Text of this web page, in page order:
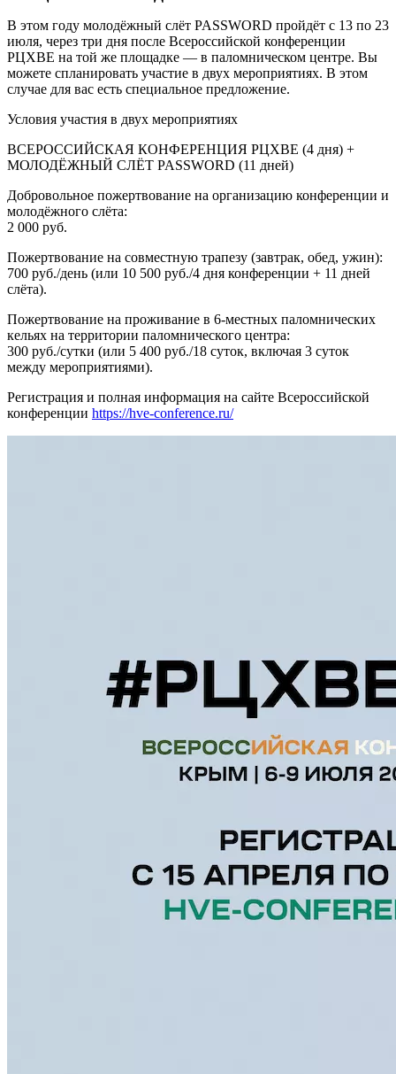
В этом году молодёжный слёт PASSWORD пройдёт с 13 по 23
июля, через три дня после Всероссийской конференции
РЦХВЕ на той же площадке — в паломническом центре. Вы
можете спланировать участие в двух мероприятиях. В этом
случае для вас есть специальное предложение.
Условия участия в двух мероприятиях
ВСЕРОССИЙСКАЯ КОНФЕРЕНЦИЯ РЦХВЕ (4 дня) +
МОЛОДЁЖНЫЙ СЛЁТ PASSWORD (11 дней)
Добровольное пожертвование на организацию конференции и
молодёжного слёта:
2 000 руб.
Пожертвование на совместную трапезу (завтрак, обед, ужин):
700 руб./день (или 10 500 руб./4 дня конференции + 11 дней
слёта).
Пожертвование на проживание в 6-местных паломнических
кельях на территории паломнического центра:
300 руб./сутки (или 5 400 руб./18 суток, включая 3 суток
между мероприятиями).
Регистрация и полная информация на сайте Всероссийской
конференции https://hve-conference.ru/